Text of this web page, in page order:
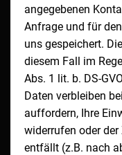
angegebenen
Anfrage und für
uns gespeichert.
diesem Fall im
Abs. 1 lit. b. DS-
Daten verbleiben
auffordern, Ihre
widerrufen oder
entfällt (z.B. nach